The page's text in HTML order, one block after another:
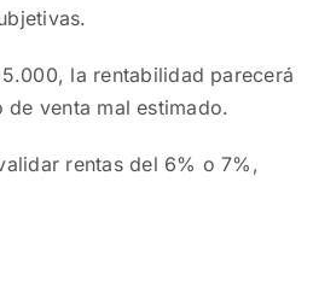
la rentabilidad parecerá
venta mal estimado.
rentas del 6% o 7%,